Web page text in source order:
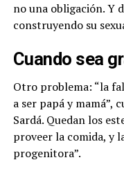
no una obligación. Y
construyendo su
Cuando sea
Otro problema: “la
a ser papá y mamá”,
Sardá. Quedan los
proveer la comida, y
progenitora”.